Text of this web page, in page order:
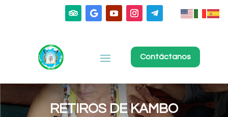
Contáctanos
RETIROS DE KAMBO